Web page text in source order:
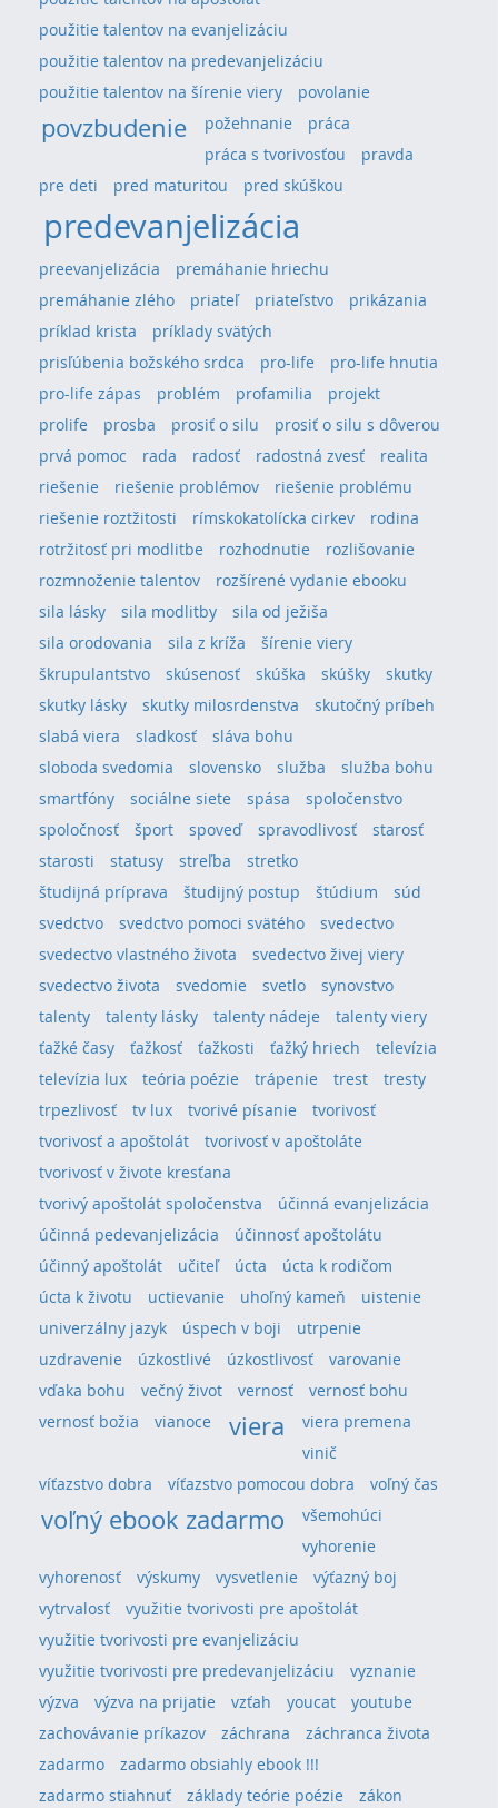
použitie talentov na evanjelizáciu
použitie talentov na predevanjelizáciu
použitie talentov na šírenie viery
povolanie
povzbudenie požehnanie
práca
práca s tvorivosťou
pravda
pre deti
pred maturitou pred skúškou
predevanjelizácia
preevanjelizácia
premáhanie hriechu
premáhanie zlého
priateľ priateľstvo
prikázania
príklad krista
príklady svätých
prisľúbenia božského srdca
pro-life
pro-life hnutia
pro-life zápas
problém profamilia
projekt
prolife
prosba prosiť o silu
prosiť o silu s dôverou
prvá pomoc
rada radosť radostná zvesť
realita
riešenie
riešenie problémov
riešenie problému
riešenie roztžitosti
rímskokatolícka cirkev
rodina
rotržitosť pri modlitbe
rozhodnutie
rozlišovanie
rozmnoženie talentov
rozšírené vydanie ebooku
sila lásky
sila modlitby
sila od ježiša
sila orodovania
sila z kríža
šírenie viery
škrupulantstvo
skúsenosť skúška skúšky
skutky
skutky lásky
skutky milosrdenstva
skutočný príbeh
slabá viera
sladkosť
sláva bohu
sloboda svedomia
slovensko služba
služba bohu
smartfóny
sociálne siete spása
spoločenstvo
spoločnosť
šport spoveď spravodlivosť
starosť
starosti
statusy streľba
stretko
študijná príprava
študijný postup štúdium
súd
svedctvo
svedctvo pomoci svätého
svedectvo
svedectvo vlastného života
svedectvo živej viery
svedectvo života
svedomie svetlo
synovstvo
talenty
talenty lásky talenty nádeje
talenty viery
ťažké časy
ťažkosť ťažkosti ťažký hriech
televízia
televízia lux
teória poézie trápenie trest
tresty
trpezlivosť
tv lux tvorivé písanie
tvorivosť
tvorivosť a apoštolát
tvorivosť v apoštoláte
tvorivosť v živote kresťana
tvorivý apoštolát spoločenstva
účinná evanjelizácia
účinná pedevanjelizácia
účinnosť apoštolátu
účinný apoštolát
učiteľ úcta
úcta k rodičom
úcta k životu
uctievanie uhoľný kameň
uistenie
univerzálny jazyk
úspech v boji
utrpenie
uzdravenie
úzkostlivé úzkostlivosť
varovanie
vďaka bohu
večný život vernosť
vernosť bohu
vernosť božia
vianoce viera
viera premena
vinič
víťazstvo dobra
víťazstvo pomocou dobra voľný čas
voľný ebook zadarmo
všemohúci
vyhorenie
vyhorenosť
výskumy vysvetlenie
výťazný boj
vytrvalosť
využitie tvorivosti pre apoštolát
využitie tvorivosti pre evanjelizáciu
využitie tvorivosti pre predevanjelizáciu
vyznanie
výzva
výzva na prijatie vzťah youcat
youtube
zachovávanie príkazov
záchrana
záchranca života
zadarmo
zadarmo obsiahly ebook !!!
zadarmo stiahnuť
základy teórie poézie
zákon